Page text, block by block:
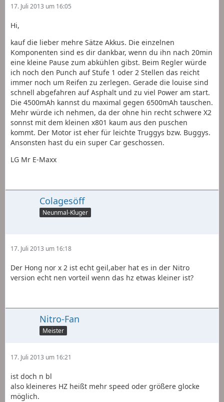
17. Juli 2013 um 16:05
Hi,
kauf die lieber mehre Sätze Akkus. Die einzelnen
Komponenten sind es dir dankbar, wenn du ihn nach 20min
eine kleine Pause zum abkühlen gibst. Beim Regler würde
ich noch den Punch auf Stufe 1 oder 2 Stellen das reicht
immer noch um Reifen zu zerlegen. Gerade die louise sind
schnell abgefahren auf Asphalt und zu viel Power am start.
Die 4500mAh kannst du maximal gegen 6500mAh tauschen.
Mehr würde ich nehmen, da der ohne hin recht schwere X2
sonnst mit dem kleinen x801 kaum aus den puschen
kommt. Der Motor ist eher für leichte Truggys bzw. Buggys.
Ansonsten hast du ein super Car geschossen.
LG Mr E-Maxx
Colagesöff
Neunmal-Kluger
17. Juli 2013 um 16:18
Der Hong nor x 2 ist echt geil,aber hat es in der Nitro
version echt nen vorteil wenn das hz etwas kleiner ist?
Nitro-Fan
Meister
17. Juli 2013 um 16:21
ist doch n bl
also kleineres HZ heißt mehr speed oder größere glocke
möglich.